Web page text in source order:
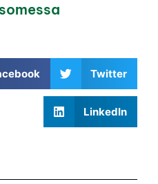
Twitter
LinkedIn